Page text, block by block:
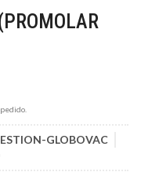
GLOBOVAC